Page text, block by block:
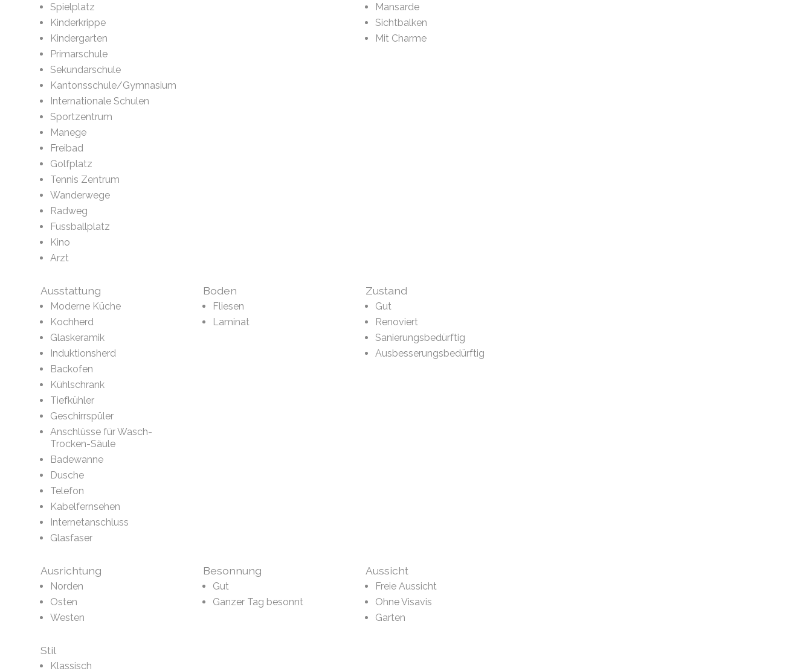
Spielplatz
Kinderkrippe
Kindergarten
Primarschule
Sekundarschule
Kantonsschule/Gymnasium
Internationale Schulen
Sportzentrum
Manege
Freibad
Golfplatz
Tennis Zentrum
Wanderwege
Radweg
Fussballplatz
Kino
Arzt
Mansarde
Sichtbalken
Mit Charme
Ausstattung
Moderne Küche
Kochherd
Glaskeramik
Induktionsherd
Backofen
Kühlschrank
Tiefkühler
Geschirrspüler
Anschlüsse für Wasch-
Trocken-Säule
Badewanne
Dusche
Telefon
Kabelfernsehen
Internetanschluss
Glasfaser
Boden
Fliesen
Laminat
Zustand
Gut
Renoviert
Sanierungsbedürftig
Ausbesserungsbedürftig
Ausrichtung
Norden
Osten
Westen
Besonnung
Gut
Ganzer Tag besonnt
Aussicht
Freie Aussicht
Ohne Visavis
Garten
Stil
Klassisch